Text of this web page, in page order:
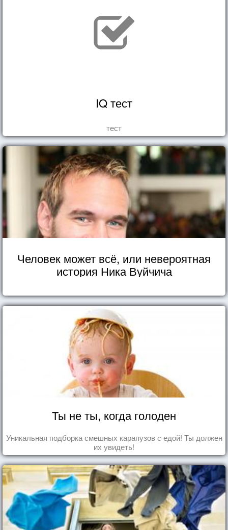
IQ тест
тест
Человек может всё, или невероятная
история Ника Вуйчича
Ты не ты, когда голоден
Уникальная подборка смешных карапузов с едой! Ты должен
их увидеть!